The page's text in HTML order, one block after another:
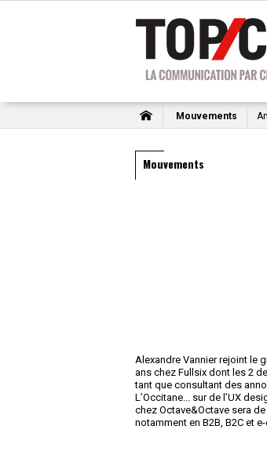
Mouvements
Mouvements
Alexandre Vannier rejoint le
ans chez Fullsix dont les 2
tant que consultant des
L’Occitane... sur de l’UX
chez Octave&Octave sera
notamment en B2B, B2C et